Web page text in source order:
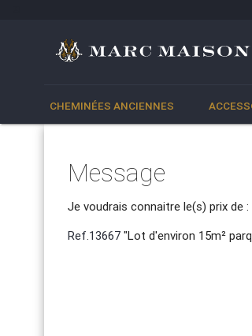
CHEMINÉES ANCIENNES
Message
Je voudrais connaitre le(s) prix de :
Ref.13667 "Lot d'environ 15m²